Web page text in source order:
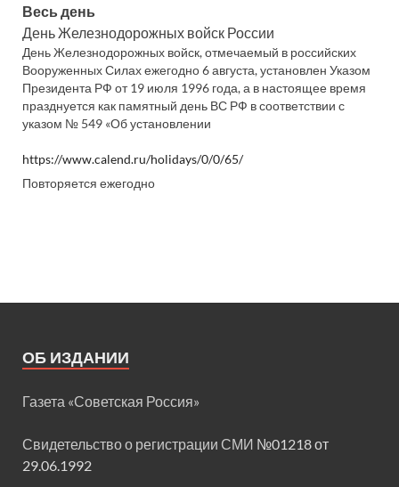
Весь день
День Железнодорожных войск России
День Железнодорожных войск, отмечаемый в российских
Вооруженных Силах ежегодно 6 августа, установлен Указом
Президента РФ от 19 июля 1996 года, а в настоящее время
празднуется как памятный день ВС РФ в соответствии с
указом № 549 «Об установлении
https://www.calend.ru/holidays/0/0/65/
Повторяется ежегодно
ОБ ИЗДАНИИ
Газета «Советская Россия»
Свидетельство о регистрации СМИ №01218 от
29.06.1992